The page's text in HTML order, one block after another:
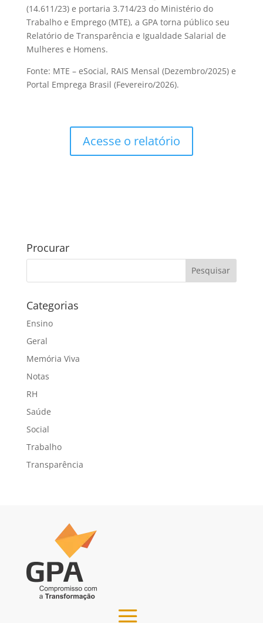
(14.611/23) e portaria 3.714/23 do Ministério do
Trabalho e Emprego (MTE), a GPA torna público seu
Relatório de Transparência e Igualdade Salarial de
Mulheres e Homens.
Fonte: MTE – eSocial, RAIS Mensal (Dezembro/2025) e
Portal Emprega Brasil (Fevereiro/2026).
Acesse o relatório
Procurar
Categorias
Ensino
Geral
Memória Viva
Notas
RH
Saúde
Social
Trabalho
Transparência